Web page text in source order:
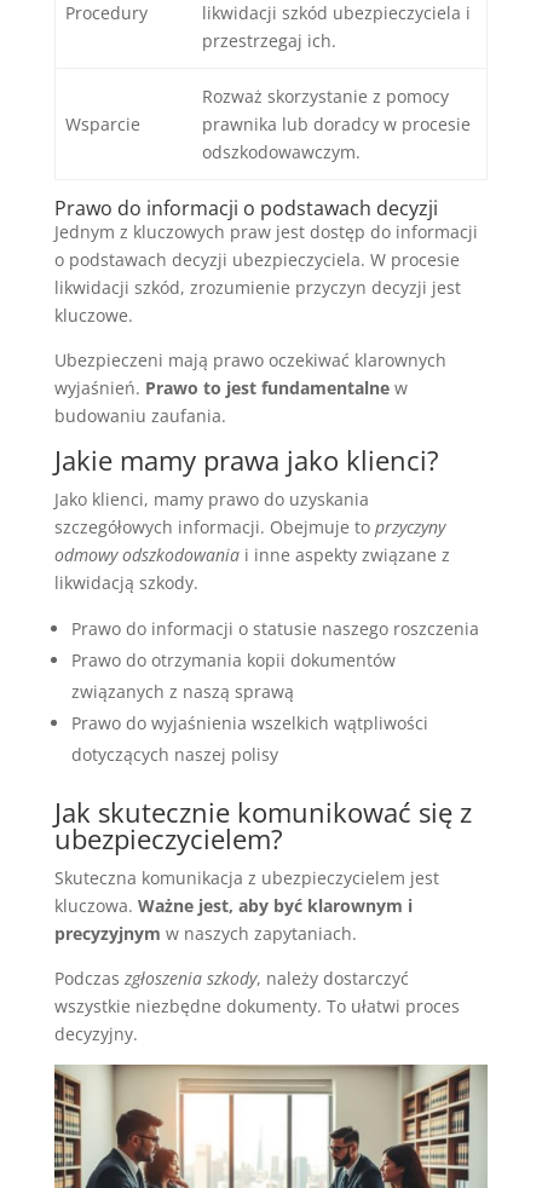
Procedury
likwidacji szkód ubezpieczyciela i
przestrzegaj ich.
Wsparcie
Rozważ skorzystanie z pomocy
prawnika lub doradcy w procesie
odszkodowawczym.
Prawo do informacji o podstawach decyzji
Jednym z kluczowych praw jest dostęp do informacji
o podstawach decyzji ubezpieczyciela. W procesie
likwidacji szkód, zrozumienie przyczyn decyzji jest
kluczowe.
Ubezpieczeni mają prawo oczekiwać klarownych
wyjaśnień. Prawo to jest fundamentalnew
budowaniu zaufania.
Jakie mamy prawa jako klienci?
Jako klienci, mamy prawo do uzyskania
szczegółowych informacji. Obejmuje to przyczyny
odmowy odszkodowaniai inne aspekty związane z
likwidacją szkody.
Prawo do informacji o statusie naszego roszczenia
Prawo do otrzymania kopii dokumentów
związanych z naszą sprawą
Prawo do wyjaśnienia wszelkich wątpliwości
dotyczących naszej polisy
Jak skutecznie komunikować się z
ubezpieczycielem?
Skuteczna komunikacja z ubezpieczycielem jest
kluczowa. Ważne jest, aby być klarownym i
precyzyjnym w naszych zapytaniach.
Podczas zgłoszenia szkody, należy dostarczyć
wszystkie niezbędne dokumenty. To ułatwi proces
decyzyjny.